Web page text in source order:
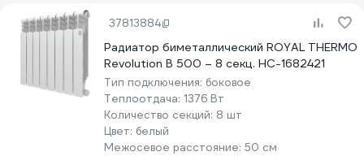
37813884
Радиатор биметаллический ROYAL THERMO
Revolution B 500 – 8 секц. НС-1682421
Тип подключения: боковое
Теплоотдача: 1376 Вт
Количество секций: 8 шт
Цвет: белый
Межосевое расстояние: 50 см